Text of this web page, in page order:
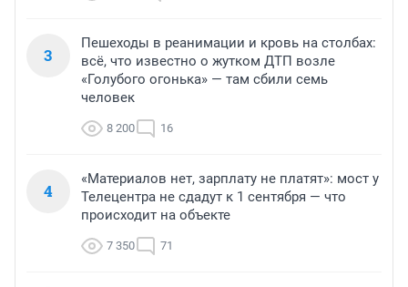
3
Пешеходы в реанимации и кровь на столбах:
всё, что известно о жутком ДТП возле
«Голубого огонька» — там сбили семь
человек
8 200 16
4
«Материалов нет, зарплату не платят»: мост у
Телецентра не сдадут к 1 сентября — что
происходит на объекте
7 350 71